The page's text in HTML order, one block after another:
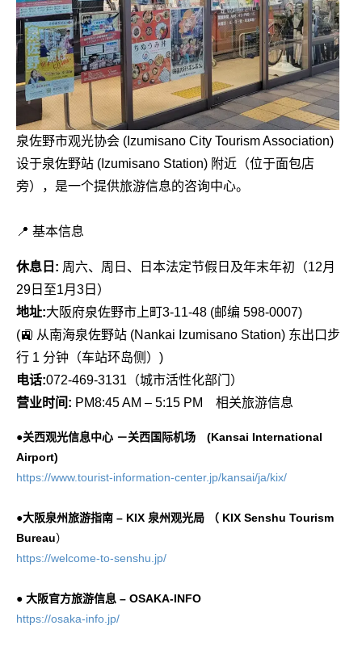
泉佐野市观光协会 (Izumisano City Tourism Association)
设于泉佐野站 (Izumisano Station) 附近（位于面包店
旁），是一个提供旅游信息的咨询中心。
📍 基本信息
休息日: 周六、周日、日本法定节假日及年末年初（12月
29日至1月3日）
地址:大阪府泉佐野市上町3-11-48 (邮编 598-0007)
(🚉 从南海泉佐野站 (Nankai Izumisano Station) 东出口步
行 1 分钟（车站环岛侧）)
电话:072-469-3131（城市活性化部门）
营业时间: PM8:45 AM – 5:15 PM 相关旅游信息
●关西观光信息中心 －关西国际机场 (Kansai International
Airport)
https://www.tourist-information-center.jp/kansai/ja/kix/
●大阪泉州旅游指南 – KIX 泉州观光局 （ KIX Senshu Tourism
Bureau）
https://welcome-to-senshu.jp/
● 大阪官方旅游信息 – OSAKA-INFO
https://osaka-info.jp/